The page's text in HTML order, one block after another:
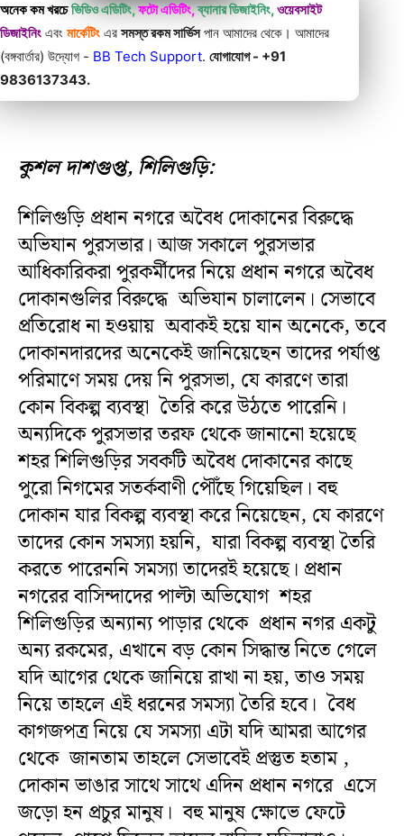
অনেক কম খরচে ভিডিও এডিটিং,ফটো এডিটিং,ব্যানার ডিজাইনিং,ওয়েবসাইট
ডিজাইনিং এবং মার্কেটিং এর সমস্ত রকম সার্ভিসপান আমাদের থেকে। আমাদের
(বঙ্গবার্তার) উদ্যোগ - BB Tech Support. যোগাযোগ - +91
9836137343.
কুশল দাশগুপ্ত, শিলিগুড়ি:
শিলিগুড়ি প্রধান নগরে অবৈধ দোকানের বিরুদ্ধে
অভিযান পুরসভার। আজ সকালে পুরসভার
আধিকারিকরা পুরকর্মীদের নিয়ে প্রধান নগরে অবৈধ
দোকানগুলির বিরুদ্ধে অভিযান চালালেন। সেভাবে
প্রতিরোধ না হওয়ায় অবাকই হয়ে যান অনেকে, তবে
দোকানদারদের অনেকেই জানিয়েছেন তাদের পর্যাপ্ত
পরিমাণে সময় দেয় নি পুরসভা, যে কারণে তারা
কোন বিকল্প ব্যবস্থা তৈরি করে উঠতে পারেনি।
অন্যদিকে পুরসভার তরফ থেকে জানানো হয়েছে
শহর শিলিগুড়ির সবকটি অবৈধ দোকানের কাছে
পুরো নিগমের সতর্কবাণী পৌঁছে গিয়েছিল। বহু
দোকান যার বিকল্প ব্যবস্থা করে নিয়েছেন, যে কারণে
তাদের কোন সমস্যা হয়নি, যারা বিকল্প ব্যবস্থা তৈরি
করতে পারেননি সমস্যা তাদেরই হয়েছে। প্রধান
নগরের বাসিন্দাদের পাল্টা অভিযোগ শহর
শিলিগুড়ির অন্যান্য পাড়ার থেকে প্রধান নগর একটু
অন্য রকমের, এখানে বড় কোন সিদ্ধান্ত নিতে গেলে
যদি আগের থেকে জানিয়ে রাখা না হয়, তাও সময়
নিয়ে তাহলে এই ধরনের সমস্যা তৈরি হবে। বৈধ
কাগজপত্র নিয়ে যে সমস্যা এটা যদি আমরা আগের
থেকে জানতাম তাহলে সেভাবেই প্রস্তুত হতাম ,
দোকান ভাঙার সাথে সাথে এদিন প্রধান নগরে এসে
জড়ো হন প্রচুর মানুষ। বহু মানুষ ক্ষোভে ফেটে